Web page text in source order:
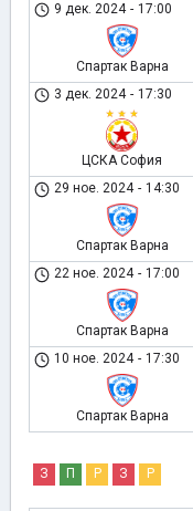
9 дек. 2024 - 17:00
Спартак Варна
3 дек. 2024 - 17:30
ЦСКА София
29 ное. 2024 - 14:30
Спартак Варна
22 ное. 2024 - 17:00
Спартак Варна
10 ное. 2024 - 17:30
Спартак Варна
З П Р З Р